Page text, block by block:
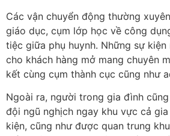
Các vận chuyển động thường
giáo dục, cụm lớp học về công
tiệc giữa phụ huynh. Những sự
cho khách hàng mở mang chuyên
kết cùng cụm thành cục cũng như
Ngoài ra, người trong gia đình
đội ngũ nghịch ngay khu vực cả
kiện, cũng như được quan trung